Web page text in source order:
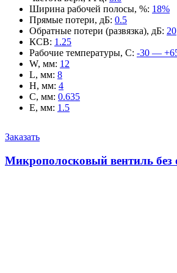
Ширина рабочей полосы, %: 18%
Прямые потери, дБ: 0.5
Обратные потери (развязка), дБ: 20
КСВ: 1.25
Рабочие температуры, С: -30 —
W, мм: 12
L, мм: 8
H, мм: 4
C, мм: 0.635
E, мм: 1.5
Заказать
Микрополосковый вентиль